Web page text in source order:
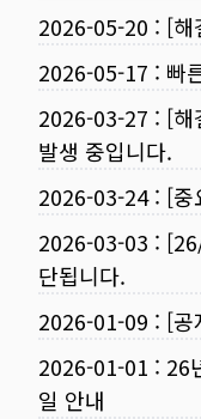
2026-05-20 : [해
2026-05-17 : 빠
2026-03-27 : [해
발생 중입니다.
2026-03-24: [중
2026-03-03 :
단됩니다.
2026-01-09 : [공
2026-01-01 : 26
일 안내